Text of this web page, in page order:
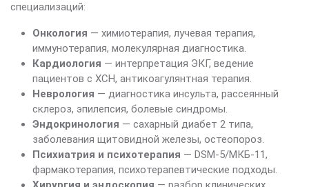
специализаций:
Онкология — химиотерапия, лучевая терапия,
иммунотерапия, молекулярная диагностика.
Кардиология — интерпретация ЭКГ, ведение
пациентов с ХСН, антикоагулянтная терапия.
Неврология — диагностика инсульта, рассеянный
склероз, эпилепсия, болевые синдромы.
Эндокринология — сахарный диабет 2 типа,
заболевания щитовидной железы, остеопороз.
Психиатрия и психотерапия — DSM-5/МКБ-11,
фармакотерапия, психотерапевтические подходы.